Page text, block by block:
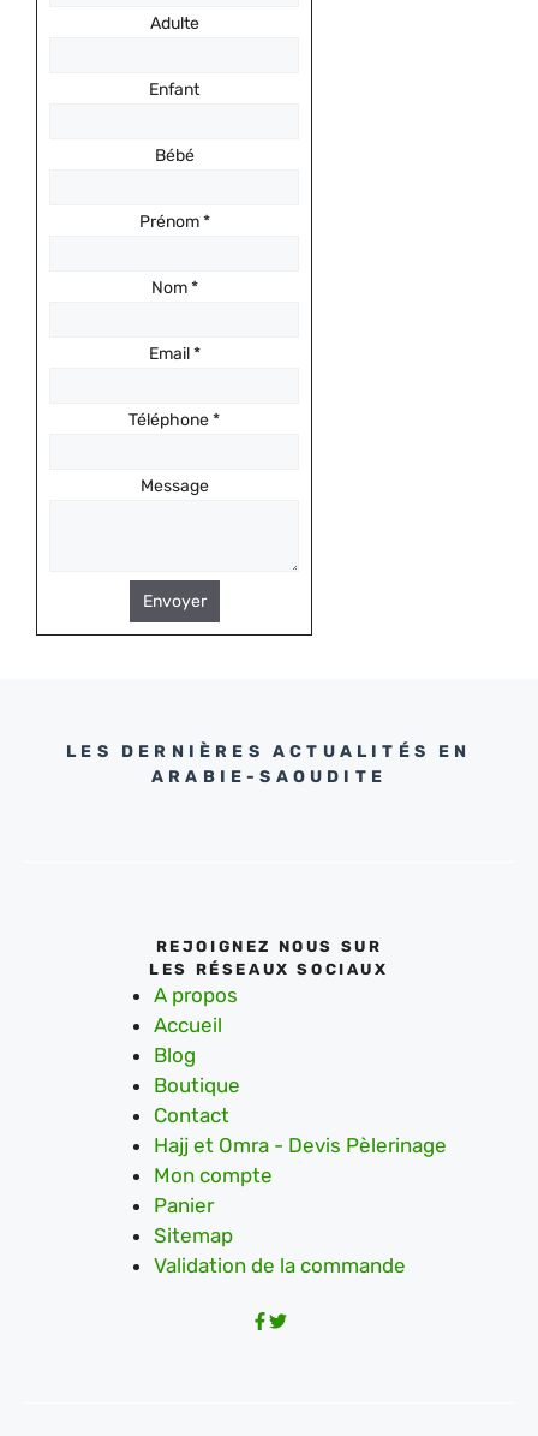
Adulte
Enfant
Bébé
Prénom*
Nom*
Email*
Téléphone*
Message
Envoyer
LES DERNIÈRES ACTUALITÉS EN
ARABIE-SAOUDITE
REJOIGNEZ NOUS SUR
LES RÉSEAUX SOCIAUX
A propos
Accueil
Blog
Boutique
Contact
Hajj et Omra - Devis Pèlerinage
Mon compte
Panier
Sitemap
Validation de la commande